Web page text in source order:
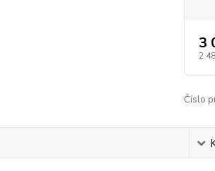
3
2
Číslo